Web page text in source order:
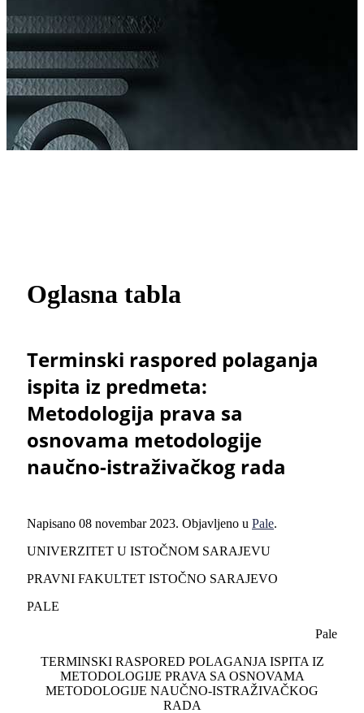
Oglasna tabla
Terminski raspored polaganja
ispita iz predmeta:
Metodologija prava sa
osnovama metodologije
naučno-istraživačkog rada
Napisano 08 novembar 2023. Objavljeno u Pale.
UNIVERZITET U ISTOČNOM SARAJEVU
PRAVNI FAKULTET ISTOČNO SARAJEVO
PALE
Pale
TERMINSKI RASPORED POLAGANJA ISPITA IZ
METODOLOGIJE PRAVA SA OSNOVAMA
METODOLOGIJE NAUČNO-ISTRAŽIVAČKOG
RADA